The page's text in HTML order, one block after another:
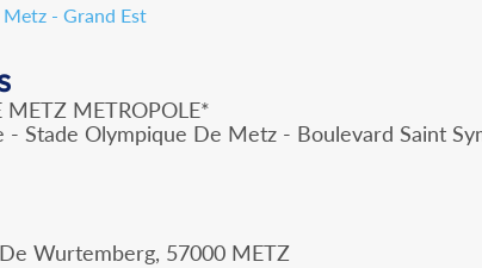
- Grand Est
METZ METROPOLE*
- Stade Olympique De Metz - Boulevard Saint
Wurtemberg, 57000 METZ